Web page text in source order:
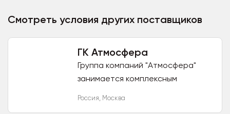
Смотреть условия других поставщиков
ГК Атмосфера
Группа компаний "Атмосфера"
занимается комплексным
Россия, Москва